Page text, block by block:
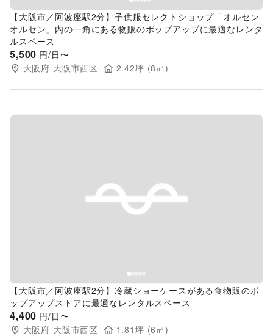
【大阪市／阿波座駅2分】子供服セレクトショップ「オルセン
オルセン」内の一角にある物販のポップアップに最適なレンタ
ルスペース
5,500 円/日〜
大阪府 大阪市西区 2.42坪 (8 ㎡)
Previous slide
【大阪市／阿波座駅2分】冷蔵ショーケースがある食物販のポ
ップアップストアに最適なレンタルスペース
4,400 円/日〜
大阪府 大阪市西区 1.81 坪 (6 ㎡)